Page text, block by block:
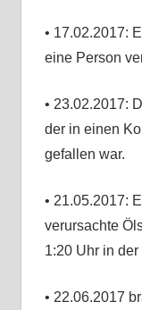
• 17.02.2017:
eine Person
• 23.02.2017:
der in einen
gefallen war.
• 21.05.2017:
verursachte
1:20 Uhr in
• 22.06.2017